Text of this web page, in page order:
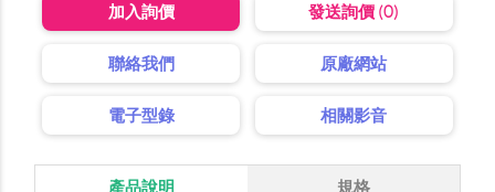
加入詢價 發送詢價 (0)
聯絡我們 原廠網站
電子型錄 相關影音
產品說明 規格